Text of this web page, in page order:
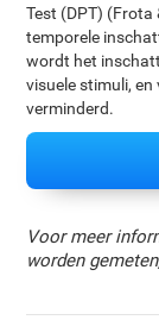
Test (DPT)
temporele
wordt het
visuele stimuli,
verminderd.
Voor meer
worden